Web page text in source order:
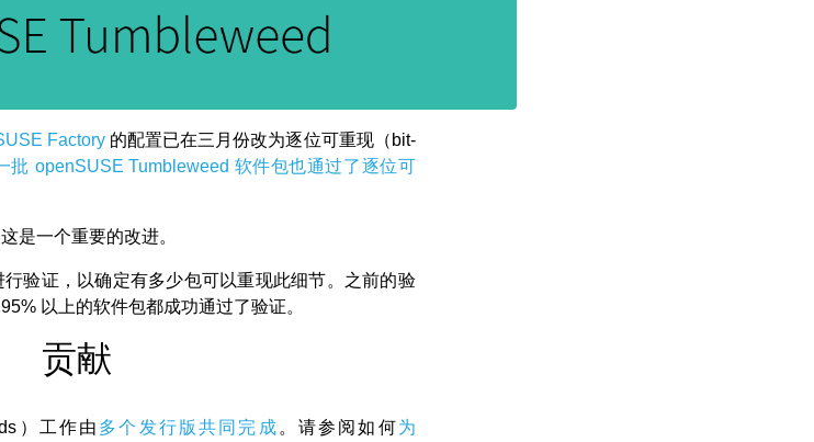
Factory的配置已在三月份改为逐位可重现（bit-
批 openSUSE Tumbleweed 软件包也通过了逐位可
是一个重要的改进。
验证，以确定有多少包可以重现此细节。之前的验
以上的软件包都成功通过了验证。
贡献
）工作由 多个发行版共同完成 。请参阅如何为